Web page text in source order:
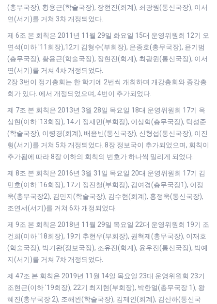
(총무국장), 황용근(학술국장), 장현진(회계), 최광원(통신국장), 이서
연(서기)를 거쳐 3차 개정되었다.
제 6조 본 회칙은 2011년 11월 29일 화요일 15대 운영위원회 12기 오
연석(이하 '11회장),12기 김형수(부회장), 은종호(총무국장), 윤기범
(총무국장), 황용근(학술국장), 장현진(회계), 최광원(통신국장), 이서
연(서기)를 거쳐 4차 개정되었다.
2장 3번이 정기총회는 한 학기에 2번씩 개최하며 개강총회와 종강총
회가 있다. 에서 개정되었으며, 4번이 추가되었다.
제 7조 본 회칙은 2013년 3월 28일 목요일 18대 운영위원회 17기 옥
상현(이하 '13회장), 14기 정재민(부회장), 이상혁(총무국장), 탁성준
(학술국장), 이령경(회계), 배윤빈(통신국장), 신형섭(통신국장), 이진
형(서기)를 거쳐 5차 개정되었다. 8장 정보국이 추가되었으며, 회칙이
추가됨에 따라 8장 이하의 회칙의 번호가 하나씩 밀리게 되었다.
제 8조 본 회칙은 2016년 3월 31일 목요일 20대 운영위원회 17기 김
민호(이하 '16회장), 17기 정진철(부회장), 김여경(총무국장1), 이정
욱(총무국장2), 김민지(학술국장), 김수현(회계), 홍정욱(통신국장),
조연서(서기)를 거쳐 6차 개정되었다.
제 9조 본 회칙은 2018년 11월 29일 목요일 22대 운영위원회 19기 조
건희(이하 '18회장), 19기 추현우(부회장), 권혁제(총무국장), 이재호
(학술국장), 박기완(정보국장), 조유진(회계), 윤우진(통신국장), 박예
지(서기)를 거쳐 7차 개정되었다.
제 47조 본 회칙은 2019년 11월 14일 목요일 23대 운영위원회 23기
조현근(이하 '19회장), 22기 최지현(부회장), 박한얼(총무국장 1), 왕
혜진(총무국장 2), 조해완(학술국장), 김제인(회계), 김산하(통신국